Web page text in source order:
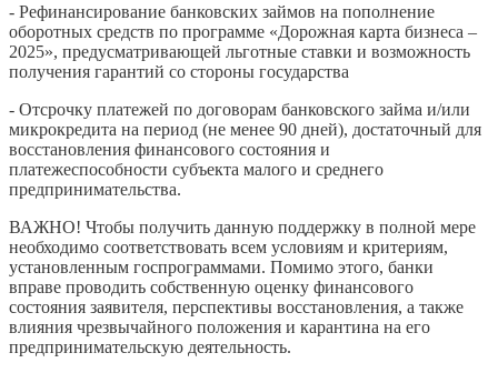
- Рефинансирование банковских займов на пополнение
оборотных средств по программе «Дорожная карта бизнеса –
2025», предусматривающей льготные ставки и возможность
получения гарантий со стороны государства
- Отсрочку платежей по договорам банковского займа и/или
микрокредита на период (не менее 90 дней), достаточный для
восстановления финансового состояния и
платежеспособности субъекта малого и среднего
предпринимательства.
ВАЖНО! Чтобы получить данную поддержку в полной мере
необходимо соответствовать всем условиям и критериям,
установленным госпрограммами. Помимо этого, банки
вправе проводить собственную оценку финансового
состояния заявителя, перспективы восстановления, а также
влияния чрезвычайного положения и карантина на его
предпринимательскую деятельность.